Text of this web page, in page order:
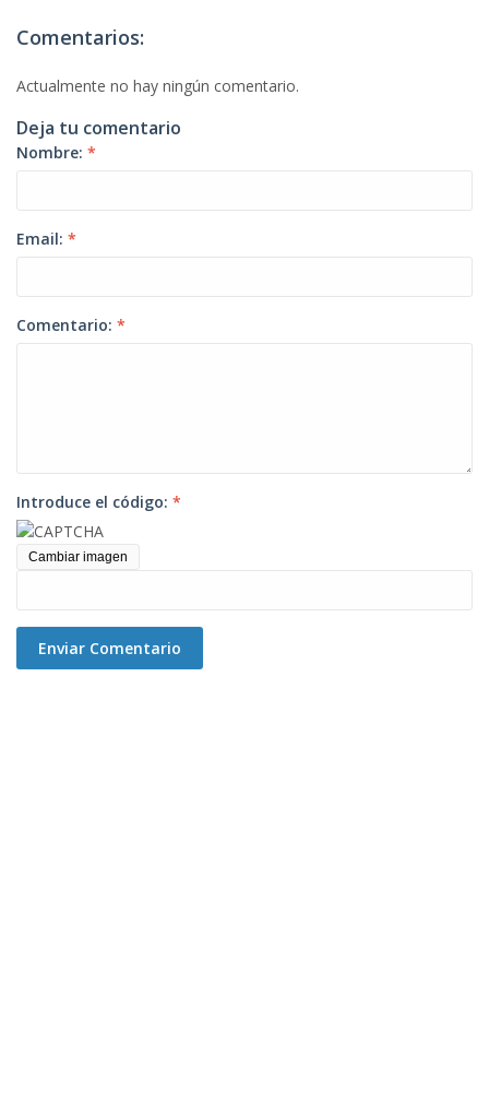
Comentarios:
Actualmente no hay ningún comentario.
Deja tu comentario
Nombre: *
Email: *
Comentario: *
Introduce el código: *
Cambiar imagen
Enviar Comentario